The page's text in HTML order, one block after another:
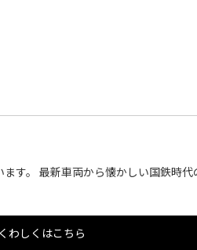
す。 最新車両から懐かしい国鉄時
くわしくはこちら